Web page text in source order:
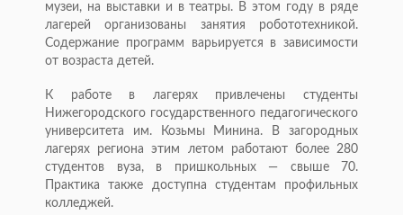
музеи, на выставки и в театры. В этом году в ряде
лагерей организованы занятия робототехникой.
Содержание программ варьируется в зависимости
от возраста детей.
К работе в лагерях привлечены студенты
Нижегородского государственного педагогического
университета им. Козьмы Минина. В загородных
лагерях региона этим летом работают более 280
студентов вуза, в пришкольных — свыше 70.
Практика также доступна студентам профильных
колледжей.